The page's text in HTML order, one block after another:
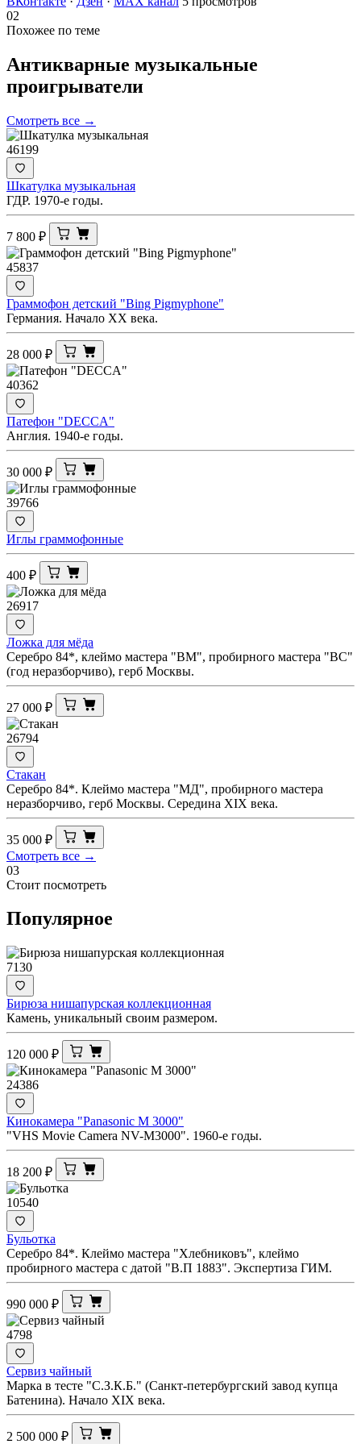
02
Похожее по теме
Антикварные музыкальные
проигрыватели
Смотреть все →
46199
Шкатулка музыкальная
ГДР. 1970-е годы.
7 800 ₽
45837
Граммофон детский "Bing Pigmyphone"
Германия. Начало ХХ века.
28 000 ₽
40362
Патефон "DECCA"
Англия. 1940-е годы.
30 000 ₽
39766
Иглы граммофонные
400 ₽
26917
Ложка для мёда
Серебро 84*, клеймо мастера "ВМ", пробирного мастера "ВС"
(год неразборчиво), герб Москвы.
27 000 ₽
26794
Стакан
Серебро 84*. Клеймо мастера "МД", пробирного мастера
неразборчиво, герб Москвы. Середина ХIХ века.
35 000 ₽
Смотреть все →
03
Стоит посмотреть
Популярное
7130
Бирюза нишапурская коллекционная
Камень, уникальный своим размером.
120 000 ₽
24386
Кинокамера "Panasonic M 3000"
"VHS Movie Camera NV-M3000". 1960-е годы.
18 200 ₽
10540
Бульотка
Серебро 84*. Клеймо мастера "Хлебниковъ", клеймо
пробирного мастера с датой "В.П 1883". Экспертиза ГИМ.
990 000 ₽
4798
Сервиз чайный
Марка в тесте "С.З.К.Б." (Санкт-петербургский завод купца
Батенина). Начало XIX века.
2 500 000 ₽